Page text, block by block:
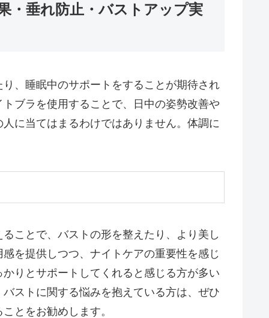
・垂れ防止・バストアップ実
、睡眠中のサポートをすることが期待され
ブラを使用することで、日中の姿勢改善や
に当てはまるわけではありません。体調に
ことで、バストの形を整えたり、より美し
を提供しつつ、ナイトケアの重要性を感じ
りとサポートしてくれると感じる方が多い
ストに関する悩みを抱えている方は、ぜひ
とをお勧めします。